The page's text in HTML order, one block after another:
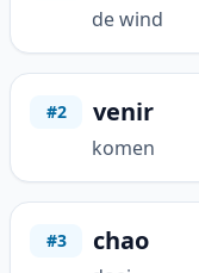
de wind
#2 venir
komen
#3 chao